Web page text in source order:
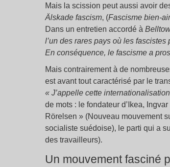
Mais la scission peut aussi avoir
Älskade fascism, (Fascisme bien-
Dans un entretien accordé à
l’un des rares pays où les
En conséquence, le fascisme a
Mais contrairement à de
est avant tout caractérisé par le
« J’appelle cette
de mots : le fondateur d’Ikea,
Rörelsen » (Nouveau mouvement
socialiste suédoise), le parti qui a
des travailleurs).
Un mouvement fasciné